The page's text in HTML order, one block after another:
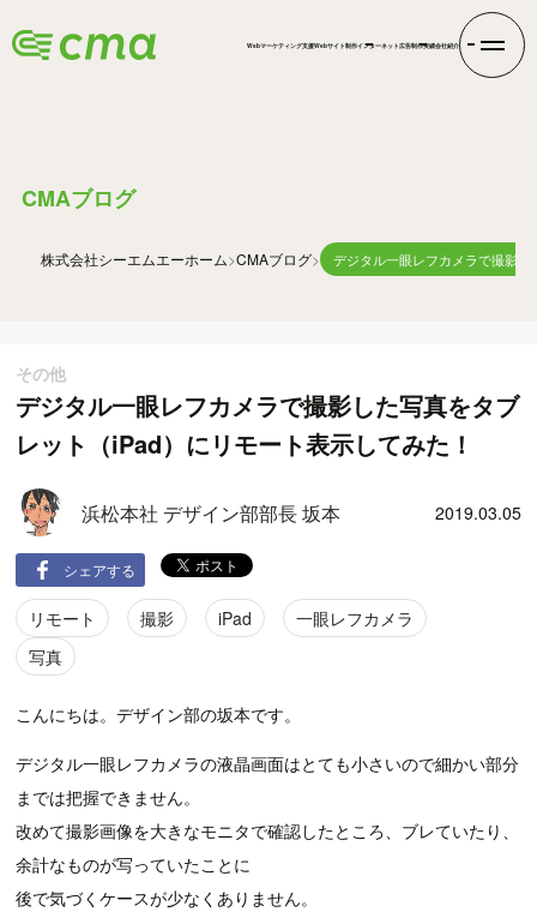
Webマーケティング支援Webサイト制作インターネット広告制作実績会社紹介
CMAブログ
株式会社シーエムエーホーム CMAブログ デジタル一眼レフカメラで撮影
その他
デジタル一眼レフカメラで撮影した写真をタブ
レット（iPad）にリモート表示してみた！
浜松本社 デザイン部部長 坂本 2019.03.05
シェアする
リモート 撮影 iPad
一眼レフカメラ
写真
こんにちは。デザイン部の坂本です。
デジタル一眼レフカメラの液晶画面はとても小さいので細かい部分
までは把握できません。
改めて撮影画像を大きなモニタで確認したところ、ブレていたり、
余計なものが写っていたことに
後で気づくケースが少なくありません。